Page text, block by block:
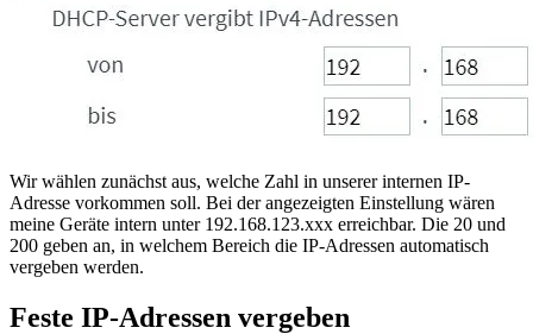
Wir wählen zunächst aus, welche Zahl in unserer internen IP-
Adresse vorkommen soll. Bei der angezeigten Einstellung wären
meine Geräte intern unter 192.168.123.xxx erreichbar. Die 20 und
200 geben an, in welchem Bereich die IP-Adressen automatisch
vergeben werden.
Feste IP-Adressen vergeben